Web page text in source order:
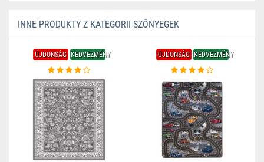
INNE PRODUKTY Z KATEGORII SZŐNYEGEK
ÚJDONSÁG KEDVEZMÉNY ÚJDONSÁG KEDVEZMÉNY